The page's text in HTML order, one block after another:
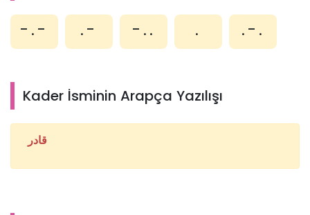
-.- .- -.. . .-.
Kader İsminin Arapça Yazılışı
قادر